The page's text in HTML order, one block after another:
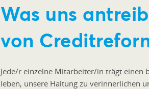
Was uns
von
Jede/r einzelne Mitarbeiter/in trägt einen
leben, unsere Haltung zu verinnerlichen